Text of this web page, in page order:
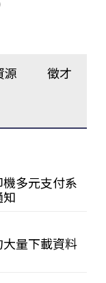
源 徵才
機多元支付系
量下載資料